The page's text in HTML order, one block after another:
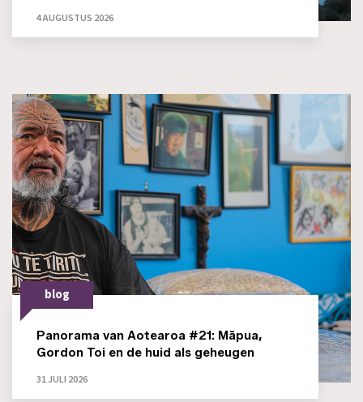
4 AUGUSTUS 2026
blog
Panorama van Aotearoa #21: Māpua,
Gordon Toi en de huid als geheugen
31 JULI 2026